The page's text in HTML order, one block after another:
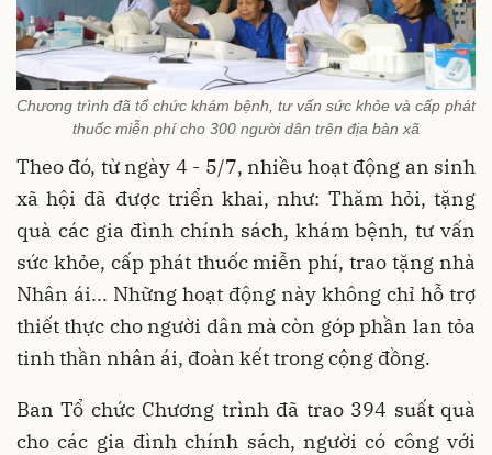
Chương trình đã tổ chức khám bệnh, tư vấn sức khỏe và cấp phát
thuốc miễn phí cho 300 người dân trên địa bàn xã
Theo đó, từ ngày 4 - 5/7, nhiều hoạt động an sinh
xã hội đã được triển khai, như: Thăm hỏi, tặng
quà các gia đình chính sách, khám bệnh, tư vấn
sức khỏe, cấp phát thuốc miễn phí, trao tặng nhà
Nhân ái... Những hoạt động này không chỉ hỗ trợ
thiết thực cho người dân mà còn góp phần lan tỏa
tinh thần nhân ái, đoàn kết trong cộng đồng.
Ban Tổ chức Chương trình đã trao 394 suất quà
cho các gia đình chính sách, người có công với